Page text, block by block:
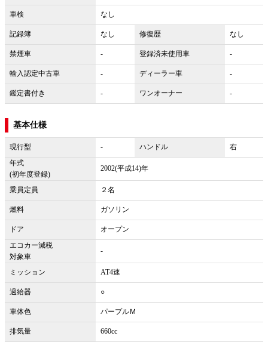
車検 なし
記録簿 なし 修復歴 なし
禁煙車 - 登録済未使用車 -
輸入認定中古車 - ディーラー車 -
鑑定書付き - ワンオーナー -
基本仕様
現行型 - ハンドル
右
年式
(初年度登録)
2002(平成14)年
乗員定員 ２名
燃料 ガソリン
ドア
オープン
エコカー減税
対象車
-
ミッション AT4速
過給器 ○
車体色 パープルＭ
排気量 660cc